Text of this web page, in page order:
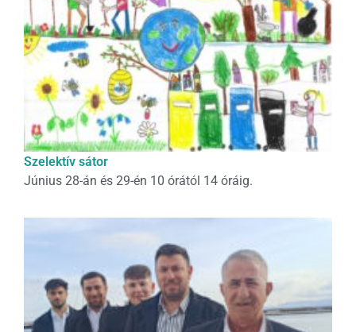
Szelektív sátor
Június 28-án és 29-én 10 órától 14 óráig.